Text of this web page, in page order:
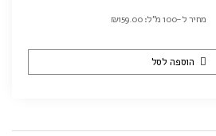
מחיר ל-100 מ"ל: ₪159.00
הוספה לסל